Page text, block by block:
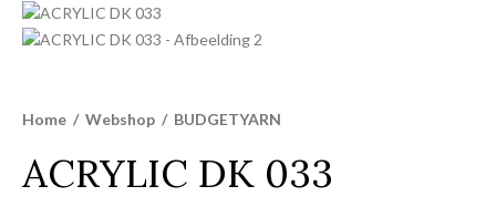
Home / Webshop / BUDGETYARN
ACRYLIC DK 033